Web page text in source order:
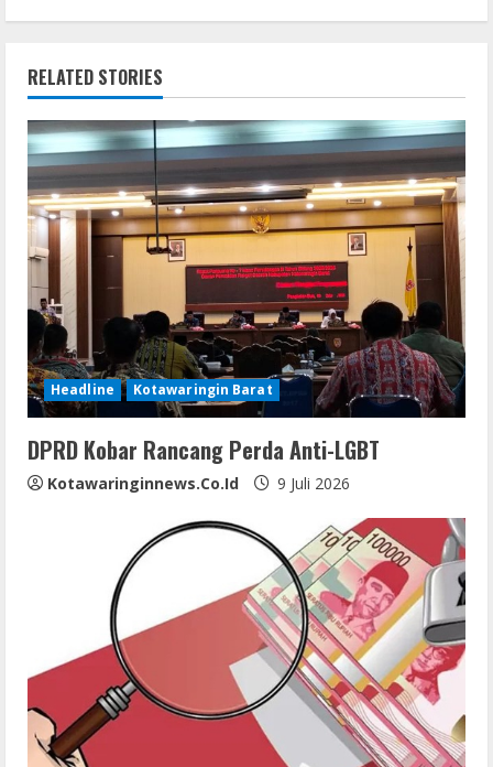
u
e
R
e
a
d
i
n
g
RELATED STORIES
Headline Kotawaringin Barat
DPRD Kobar Rancang Perda Anti-LGBT
Kotawaringinnews.co.id 9 Juli 2026